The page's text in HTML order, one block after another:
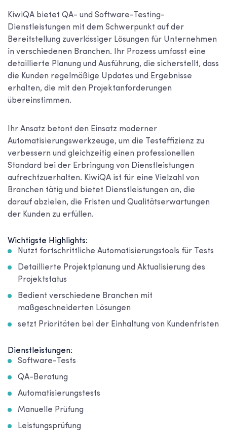
KiwiQA bietet QA- und Software-Testing-
Dienstleistungen mit dem Schwerpunkt auf der
Bereitstellung zuverlässiger Lösungen für Unternehmen
in verschiedenen Branchen. Ihr Prozess umfasst eine
detaillierte Planung und Ausführung, die sicherstellt, dass
die Kunden regelmäßige Updates und Ergebnisse
erhalten, die mit den Projektanforderungen
übereinstimmen.
Ihr Ansatz betont den Einsatz moderner
Automatisierungswerkzeuge, um die Testeffizienz zu
verbessern und gleichzeitig einen professionellen
Standard bei der Erbringung von Dienstleistungen
aufrechtzuerhalten. KiwiQA ist für eine Vielzahl von
Branchen tätig und bietet Dienstleistungen an, die
darauf abzielen, die Fristen und Qualitätserwartungen
der Kunden zu erfüllen.
Wichtigste Highlights:
Nutzt fortschrittliche Automatisierungstools für Tests
Detaillierte Projektplanung und Aktualisierung des
Projektstatus
Bedient verschiedene Branchen mit
maßgeschneiderten Lösungen
setzt Prioritäten bei der Einhaltung von Kundenfristen
Dienstleistungen:
Software-Tests
QA-Beratung
Automatisierungstests
Manuelle Prüfung
Leistungsprüfung